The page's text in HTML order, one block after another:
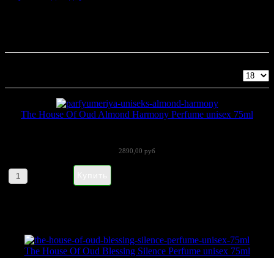
The House Of Oud Almond Harmony Perfume unisex 75ml
2890,00 руб
The House Of Oud Blessing Silence Perfume unisex 75ml